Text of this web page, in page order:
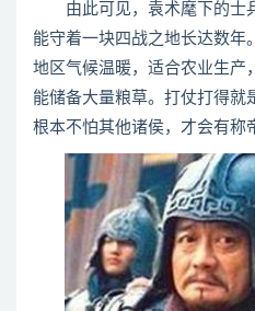
由此可见，袁术麾下的士兵
能守着一块四战之地长达数年
地区气候温暖，适合农业生产
能储备大量粮草。打仗打得就
根本不怕其他诸侯，才会有称